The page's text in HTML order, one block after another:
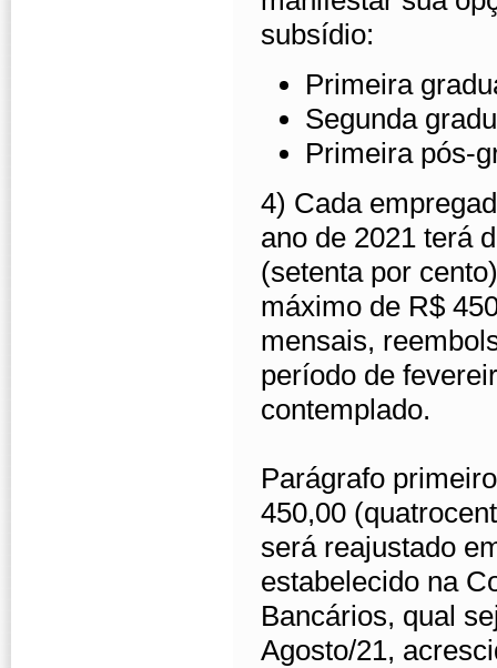
subsídio:
Primeira
Segunda
Primeira pós-
4) Cada
ano de 2021 terá
(setenta por
máximo de R$
mensais,
período de
contemplado.
Parágrafo
450,00
será reajustado
estabelecido na
Bancários, qual
Agosto/21,